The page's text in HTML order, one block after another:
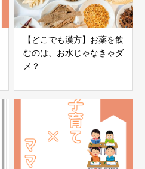
【どこでも漢方】お薬を飲
むのは、お水じゃなきゃダ
メ？